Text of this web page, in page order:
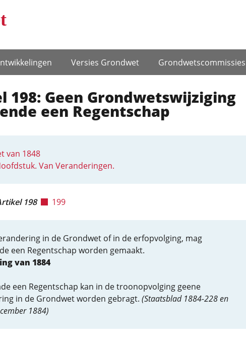
Versies Grondwet Grondwets­commissies
198: Geen Grondwetswijziging
een Regentschap
van 1848
Van Veranderingen.
198 199
in de Grondwet of in de erfopvolging, mag
een Regentschap worden gemaakt.
van 1884
een Regentschap kan in de troonopvolging geene
in de Grondwet worden gebragt. (Staatsblad 1884-228 en
1884)